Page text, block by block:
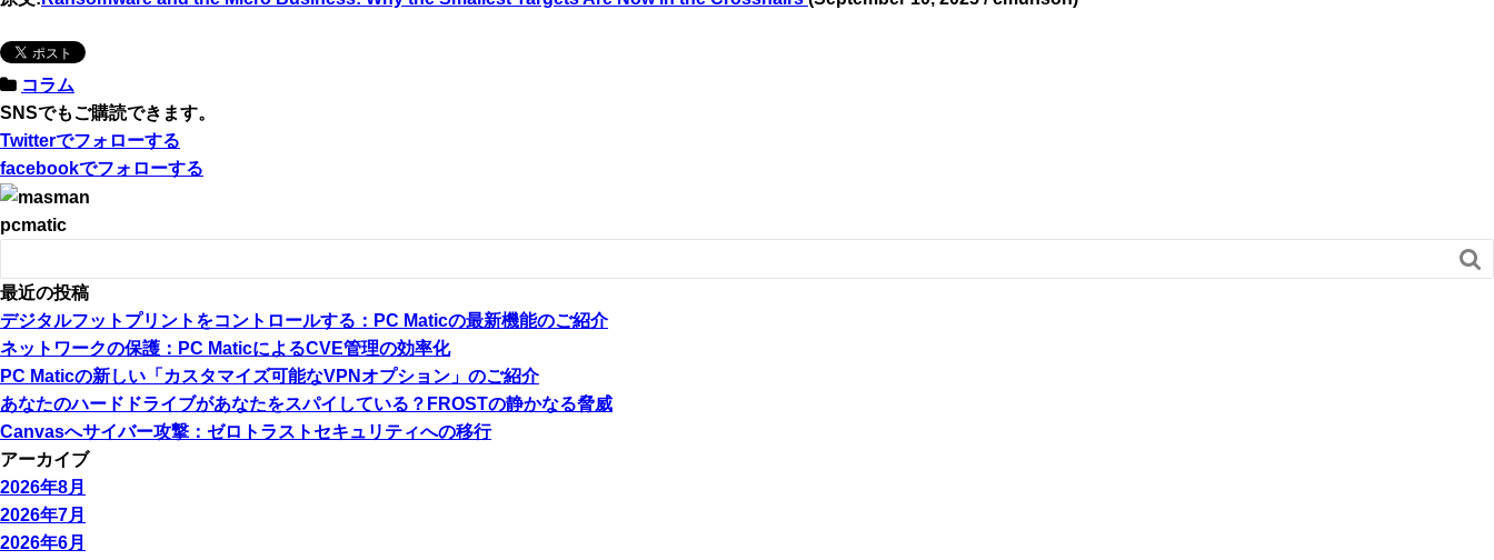
コラム
SNSでもご購読できます。
Twitterでフォローする
facebookでフォローする
pcmatic

最近の投稿
デジタルフットプリントをコントロールする：PC Maticの最新機能のご紹介
ネットワークの保護：PC MaticによるCVE管理の効率化
PC Maticの新しい「カスタマイズ可能なVPNオプション」のご紹介
あなたのハードドライブがあなたをスパイしている？FROSTの静かなる脅威
Canvasへサイバー攻撃：ゼロトラストセキュリティへの移行
アーカイブ
2026年8月
2026年7月
2026年6月